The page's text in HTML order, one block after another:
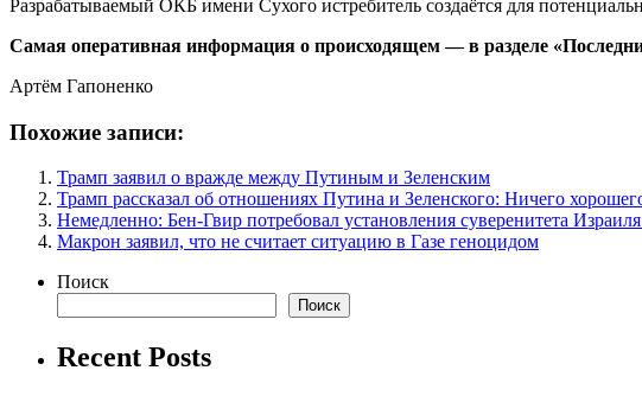
Разрабатываемый ОКБ имени Сухого истребитель создаётся для
Самая оперативная информация о происходящем — в разделе
Артём Гапоненко
Похожие записи:
Трамп заявил о вражде между Путиным и Зеленским
Трамп рассказал об отношениях Путина и Зеленского: Ничего
Немедленно: Бен-Гвир потребовал установления суверенитета
Макрон заявил, что не считает ситуацию в Газе геноцидом
Поиск
Поиск
Recent Posts